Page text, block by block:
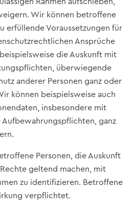
Wir können betroffene
erfüllende Voraussetzungen für
Ansprüche
die Auskunft mit
überwiegende
anderer Personen ganz oder
können beispielsweise auch
insbesondere mit
ganz
Personen, die Auskunft
geltend machen, mit
zu identifizieren. Betroffene
verpflichtet.